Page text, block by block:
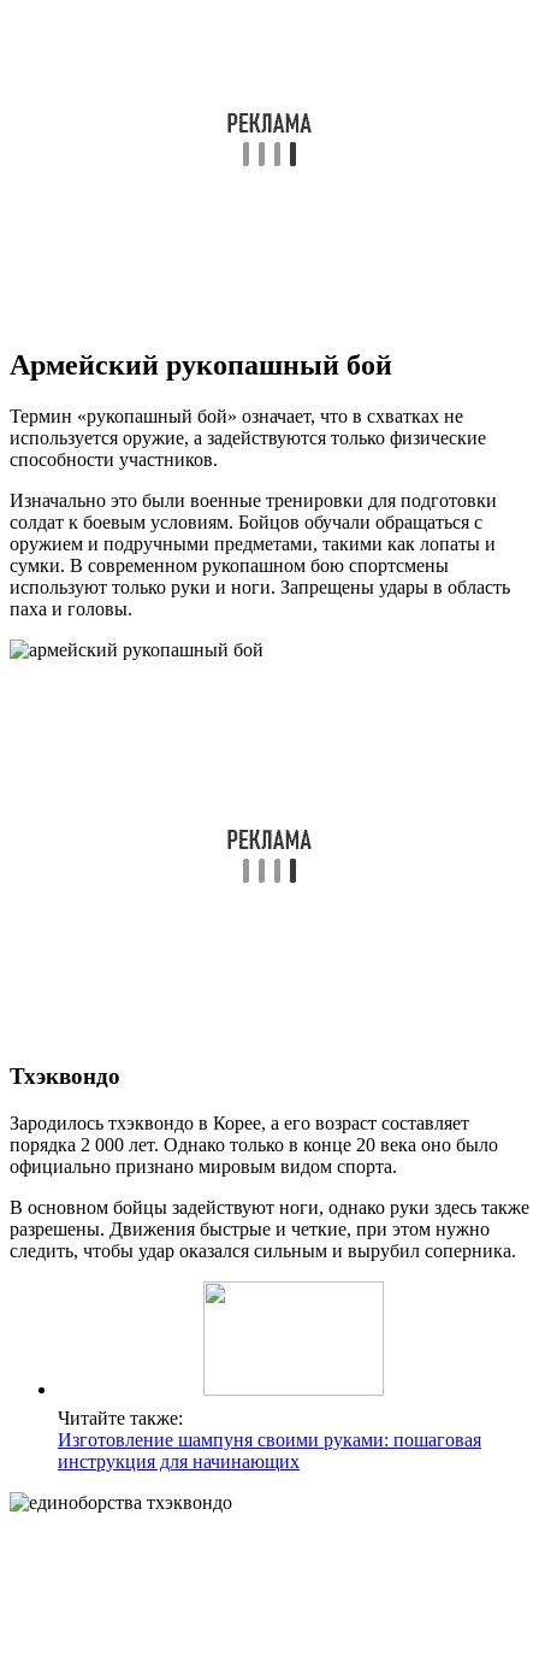
Армейский рукопашный бой
Термин «рукопашный бой» означает, что в схватках не
используется оружие, а задействуются только физические
способности участников.
Изначально это были военные тренировки для подготовки
солдат к боевым условиям. Бойцов обучали обращаться с
оружием и подручными предметами, такими как лопаты и
сумки. В современном рукопашном бою спортсмены
используют только руки и ноги. Запрещены удары в область
паха и головы.
Тхэквондо
Зародилось тхэквондо в Корее, а его возраст составляет
порядка 2 000 лет. Однако только в конце 20 века оно было
официально признано мировым видом спорта.
В основном бойцы задействуют ноги, однако руки здесь также
разрешены. Движения быстрые и четкие, при этом нужно
следить, чтобы удар оказался сильным и вырубил соперника.
Читайте также:
Изготовление шампуня своими руками: пошаговая
инструкция для начинающих